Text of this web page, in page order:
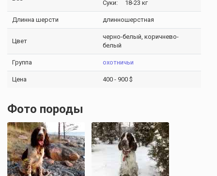
Суки: 18-23 кг
Длинна шерсти длинношерстная
Цвет
черно-белый, коричнево-
белый
Группа охотничьи
Цена 400 - 900 $
Фото породы